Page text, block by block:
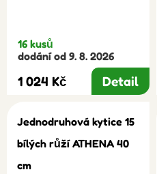
16 kusů
dodání od 9. 8. 2026
1 024 Kč Detail
Jednodruhová kytice 15
bílých růží ATHENA 40
cm